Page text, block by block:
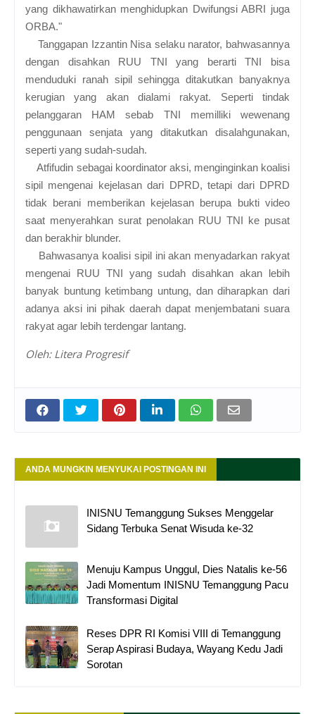
yang dikhawatirkan menghidupkan Dwifungsi ABRI juga
ORBA."
Tanggapan Izzantin Nisa selaku narator, bahwasannya
dengan disahkan RUU TNI yang berarti TNI bisa
menduduki ranah sipil sehingga ditakutkan banyaknya
kerugian yang akan dialami rakyat. Seperti tindak
pelanggaran HAM sebab TNI memilliki wewenang
penggunaan senjata yang ditakutkan disalahgunakan,
seperti yang sudah-sudah.
Atfifudin sebagai koordinator aksi, menginginkan koalisi
sipil mengenai kejelasan dari DPRD, tetapi dari DPRD
tidak berani memberikan kejelasan berupa bukti video
saat menyerahkan surat penolakan RUU TNI ke pusat
dan berakhir blunder.
Bahwasanya koalisi sipil ini akan menyadarkan rakyat
mengenai RUU TNI yang sudah disahkan akan lebih
banyak buntung ketimbang untung, dan diharapkan dari
adanya aksi ini pihak daerah dapat menjembatani suara
rakyat agar lebih terdengar lantang.
Oleh: Litera Progresif
ANDA MUNGKIN MENYUKAI POSTINGAN INI
INISNU Temanggung Sukses Menggelar
Sidang Terbuka Senat Wisuda ke-32
Menuju Kampus Unggul, Dies Natalis ke-56
Jadi Momentum INISNU Temanggung Pacu
Transformasi Digital
Reses DPR RI Komisi VIII di Temanggung
Serap Aspirasi Budaya, Wayang Kedu Jadi
Sorotan